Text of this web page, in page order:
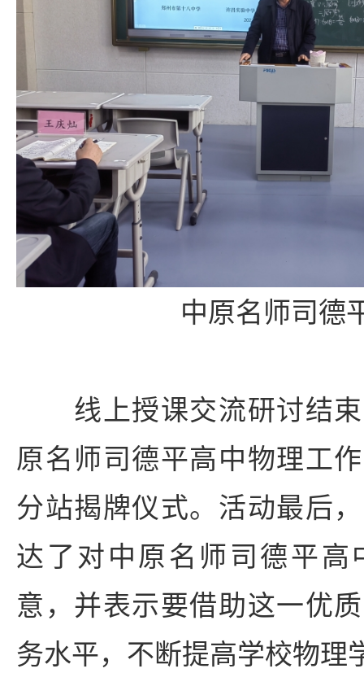
中原名师司德
线上授课交流研讨结束
原名师司德平高中物理工
分站揭牌仪式。活动最后
达了对中原名师司德平高
意，并表示要借助这一优
务水平，不断提高学校物理